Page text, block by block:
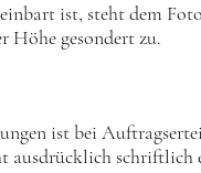
ist, steht dem
Höhe gesondert zu.
ist bei
ausdrücklich